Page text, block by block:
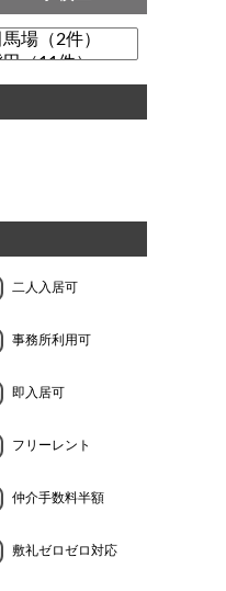
二人入居可
事務所利用可
即入居可
フリーレント
仲介手数料半額
敷礼ゼロゼロ対応